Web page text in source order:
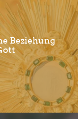
Beziehung